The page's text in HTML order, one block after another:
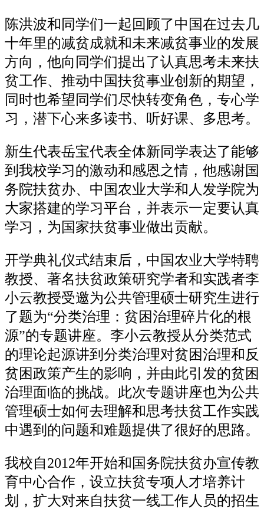
陈洪波和同学们一起回顾了中国在过去几
十年里的减贫成就和未来减贫事业的发展
方向，他向同学们提出了认真思考未来扶
贫工作、推动中国扶贫事业创新的期望，
同时也希望同学们尽快转变角色，专心学
习，潜下心来多读书、听好课、多思考。
新生代表岳宝代表全体新同学表达了能够
到我校学习的激动和感恩之情，他感谢国
务院扶贫办、中国农业大学和人发学院为
大家搭建的学习平台，并表示一定要认真
学习，为国家扶贫事业做出贡献。
开学典礼仪式结束后，中国农业大学特聘
教授、著名扶贫政策研究学者和实践者李
小云教授受邀为公共管理硕士研究生进行
了题为“分类治理：贫困治理碎片化的根
源”的专题讲座。李小云教授从分类范式
的理论起源讲到分类治理对贫困治理和反
贫困政策产生的影响，并由此引发的贫困
治理面临的挑战。此次专题讲座也为公共
管理硕士如何去理解和思考扶贫工作实践
中遇到的问题和难题提供了很好的思路。
我校自2012年开始和国务院扶贫办宣传教
育中心合作，设立扶贫专项人才培养计
划，扩大对来自扶贫一线工作人员的招生